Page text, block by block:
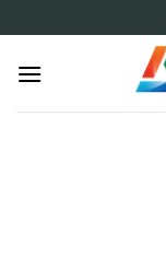
to
content